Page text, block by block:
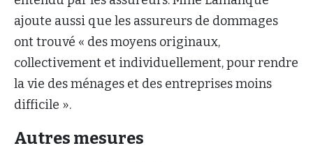
ajoute aussi que les assureurs de dommages
ont trouvé « des moyens originaux,
collectivement et individuellement, pour rendre
la vie des ménages et des entreprises moins
difficile ».
Autres mesures